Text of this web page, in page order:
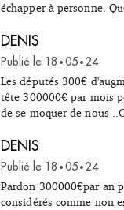
échapper à personne.
DENIS
Publié le 18 • 05 • 24
Les députés 300€
tête 300000€ par mois
de se moquer de nous
DENIS
Publié le 18 • 05 • 24
Pardon 300000€par an
considérés comme non